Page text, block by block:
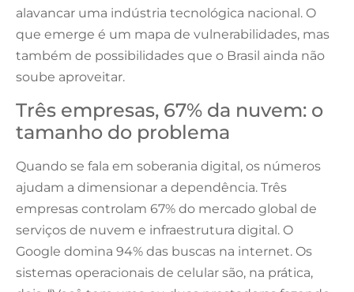
alavancar uma indústria tecnológica nacional. O
que emerge é um mapa de vulnerabilidades, mas
também de possibilidades que o Brasil ainda não
soube aproveitar.
Três empresas, 67% da nuvem: o
tamanho do problema
Quando se fala em soberania digital, os números
ajudam a dimensionar a dependência. Três
empresas controlam 67% do mercado global de
serviços de nuvem e infraestrutura digital. O
Google domina 94% das buscas na internet. Os
sistemas operacionais de celular são, na prática,